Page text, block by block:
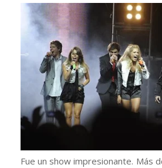
Fue un show impresionante. Más